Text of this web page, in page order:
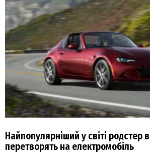
Найпопулярніший у світі родстер
перетворять на електромобіль